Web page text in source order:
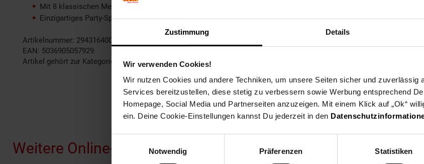
Zustimmung Details
Wir verwenden Cookies!
Wir nutzen Cookies und andere Techniken, um unsere Seiten sicher und zuverlässig
Services bereitzustellen, diese stetig zu verbessern sowie Werbung entsprechend
Homepage, Social Media und Partnerseiten anzuzeigen. Mit einem Klick auf „Ok“
ein. Deine Cookie-Einstellungen kannst Du jederzeit in den
Notwendig
Präferenzen Statistiken
Mit 8 klassischen Metall-Spielfiguren
Einzigartiges Party-Spielbrett im Neon-Look
Artikelnummer: 2943164000
EAN: 5036905057929
Artikel gehört zur Kategorie:
Gesellschaftsspiele
Weitere Online-Angebote